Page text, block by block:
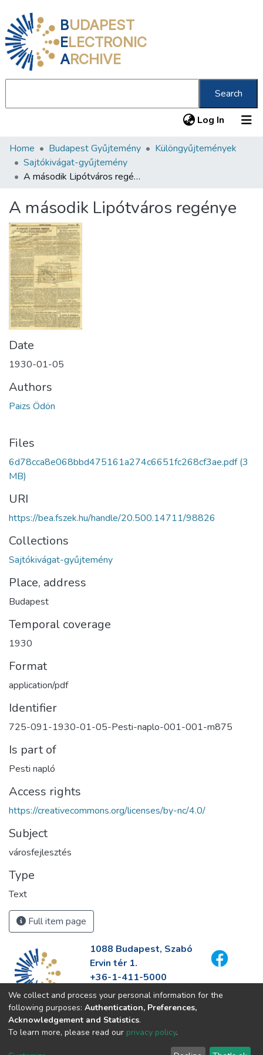
BUDAPEST
ELECTRONIC
ARCHIVE
Search
Log In (current)
Communities & Collections
All of DSpace
About us
Home Budapest Gyűjtemény
Különgyűjtemények
Sajtókivágat-gyűjtemény
A második Lipótváros regénye
A második Lipótváros regénye
Date
1930-01-05
Authors
Paizs Ödön
Files
6d78cca8e068bbd475161a274c6651fc268cf3ae.pdf(3
MB)
URI
https://bea.fszek.hu/handle/20.500.14711/98826
Collections
Sajtókivágat-gyűjtemény
Place, address
Budapest
Temporal coverage
1930
Format
application/pdf
Identifier
725-091-1930-01-05-Pesti-naplo-001-001-m875
Is part of
Pesti napló
Access rights
https://creativecommons.org/licenses/by-nc/4.0/
Subject
városfejlesztés
Type
Text
Full item page
1088 Budapest, Szabó
Ervin tér 1.
+36-1-411-5000
info@fszek.hu
https://fszek.hu
We collect and process your personal information for the
following purposes: Authentication, Preferences,
Acknowledgement and Statistics.
To learn more, please read our privacy policy.